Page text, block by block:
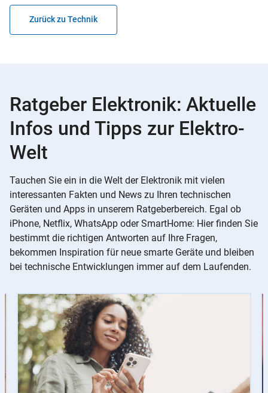
Zurück zu Technik
Ratgeber Elektronik: Aktuelle
Infos und Tipps zur Elektro-
Welt
Tauchen Sie ein in die Welt der Elektronik mit vielen
interessanten Fakten und News zu Ihren technischen
Geräten und Apps in unserem Ratgeberbereich. Egal ob
iPhone, Netflix, WhatsApp oder SmartHome: Hier finden Sie
bestimmt die richtigen Antworten auf Ihre Fragen,
bekommen Inspiration für neue smarte Geräte und bleiben
bei technische Entwicklungen immer auf dem Laufenden.
Instructions